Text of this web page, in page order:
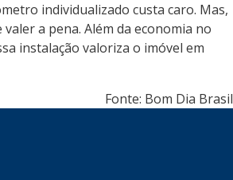
individualizado custa caro. Mas,
a pena. Além da economia no
instalação valoriza o imóvel em
Fonte: Bom Dia Brasil